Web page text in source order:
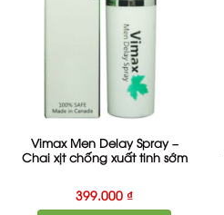
Vimax Men Delay Spray –
Chai xịt chống xuất tinh sớm
399.000 ₫